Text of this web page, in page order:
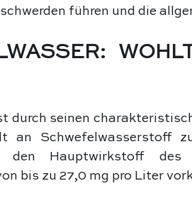
führen und die
durch seinen
an Schwefelwasserstoff
den Hauptwirkstoff des
bis zu 27,0 mg pro Liter